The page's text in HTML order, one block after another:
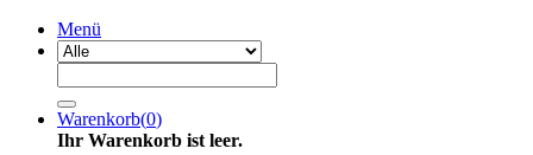
Menü
Warenkorb(0)
Ihr Warenkorb ist leer.